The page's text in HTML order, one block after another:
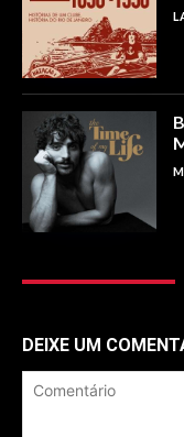
DEIXE UM